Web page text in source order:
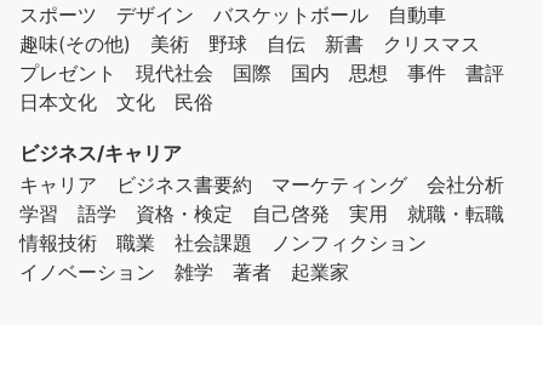
スポーツ
デザイン バスケットボール
自動車
趣味(その他)
美術 野球 自伝 新書
クリスマス
プレゼント
現代社会 国際 国内 思想 事件
書評
日本文化
文化 民俗
ビジネス/キャリア
キャリア
ビジネス書要約 マーケティング
会社分析
学習
語学 資格・検定 自己啓発 実用
就職・転職
情報技術
職業 社会課題
ノンフィクション
イノベーション
雑学 著者 起業家